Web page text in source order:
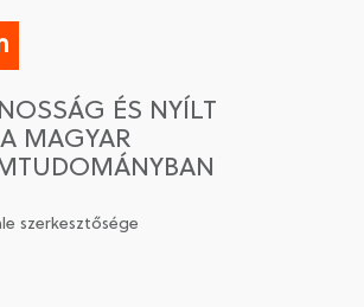
ÉS NYÍLT
MAGYAR
szerkesztősége